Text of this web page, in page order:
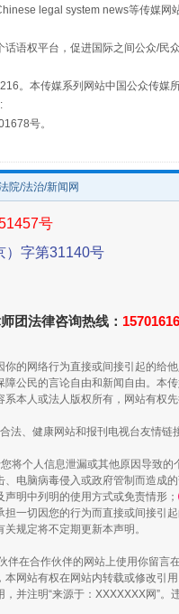
携手构建全球人工智
legal system news等传媒网
语权平台，促进国际之间公众/民
。本传媒系列网站中国公众传媒
号。
院/法治/新闻网
号
）字第31140号
团法律咨询热线：
的网络行为直接或间接引起的给
公民的言论自由和新闻自由。本
本人或法人版权所有，网站有权
法、健康网站和报刊电视台友情链
将个人信息泄漏或其他原因导致的
、电脑病毒侵入或政府管制而造成
明中列明的使用方式或免责情形；
一切因您的行为而直接或间接引
规定将不定期更新本声明。
伴在合作伙伴的网站上使用你留言
网站有权在网站内转载或修改引
并注明“来源于：XXXXXXX网”。